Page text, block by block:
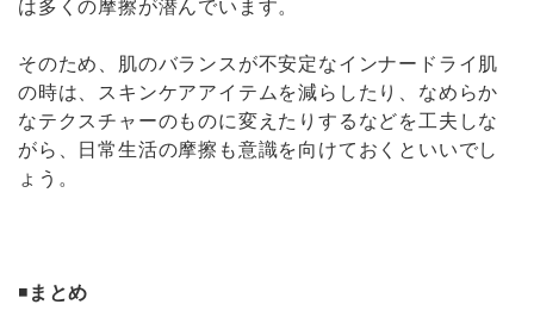
は多くの摩擦が潜んでいます。
そのため、肌のバランスが不安定なインナードライ肌
の時は、スキンケアアイテムを減らしたり、なめらか
なテクスチャーのものに変えたりするなどを工夫しな
がら、日常生活の摩擦も意識を向けておくといいでし
ょう。
◾️まとめ